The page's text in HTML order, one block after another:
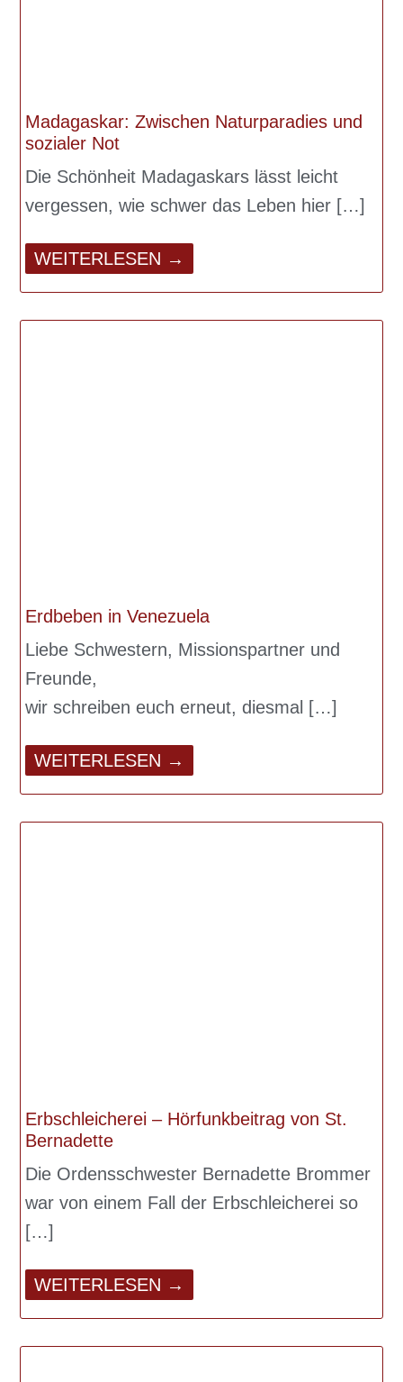
Madagaskar: Zwischen Naturparadies und
sozialer Not
Die Schönheit Madagaskars lässt leicht
vergessen, wie schwer das Leben hier
WEITERLESEN →
Erdbeben in Venezuela
Liebe Schwestern, Missionspartner und
Freunde,
wir schreiben euch erneut, diesmal
WEITERLESEN →
Erbschleicherei – Hörfunkbeitrag von St.
Bernadette
Die Ordensschwester Bernadette Brommer
war von einem Fall der Erbschleicherei so
WEITERLESEN →